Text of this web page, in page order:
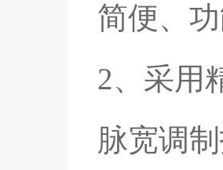
简便、
2、采用
脉宽调